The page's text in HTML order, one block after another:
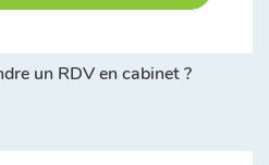
un RDV en cabinet ?